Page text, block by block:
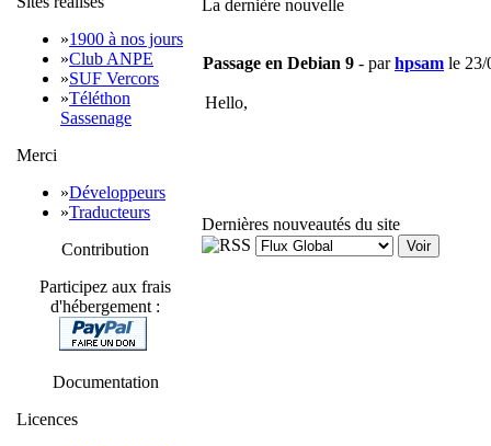
»1900 à nos jours
»Club ANPE
»SUF Vercors
»Téléthon
Sassenage
Merci
»Développeurs
»Traducteurs
Contribution
Participez aux frais
d'hébergement :
Documentation
Licences
La dernière nouvelle
Passage en Debian 9 - parhpsam le 23/
Hello,
1900anosjours qui était encore encodé en
MySQL => MariaDB : migration
Dernières nouveautés du site
Voir